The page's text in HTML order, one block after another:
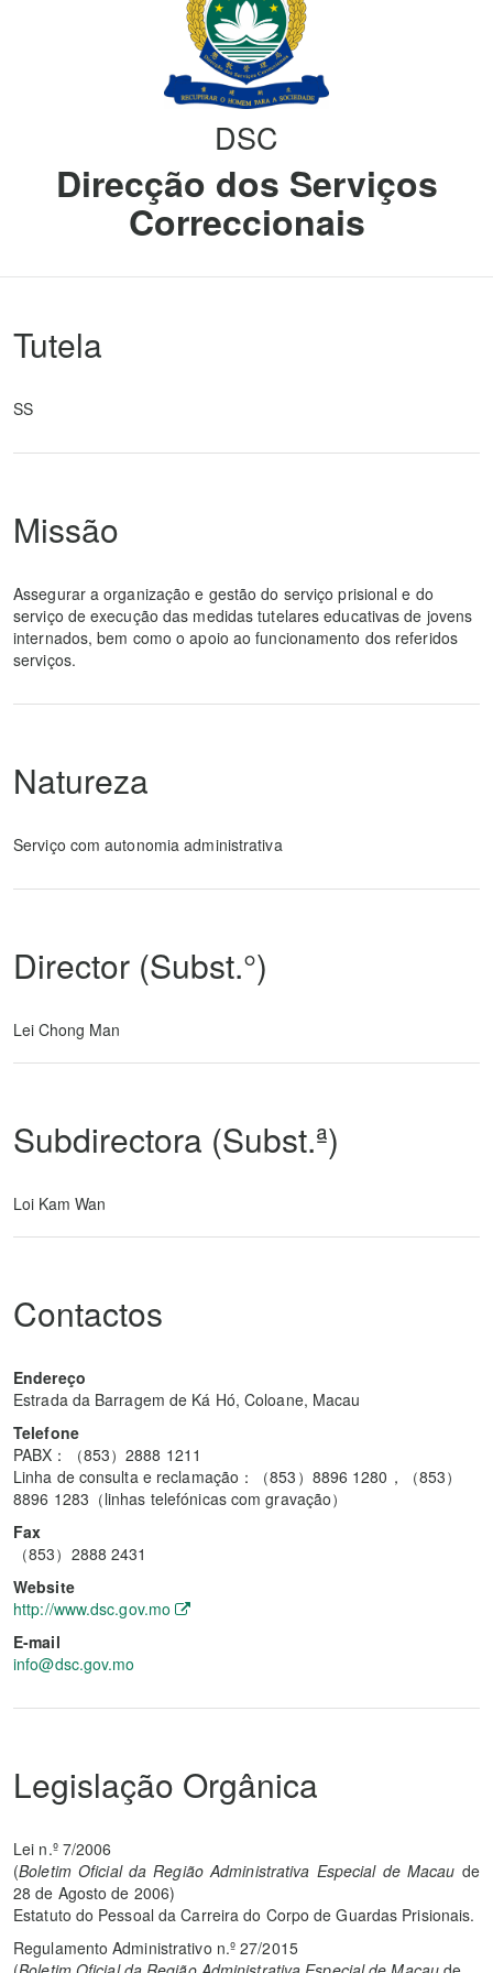
DSC
Direcção dos Serviços
Correccionais
Tutela
SS
Missão
Assegurar a organização e gestão do serviço prisional e do
serviço de execução das medidas tutelares educativas de jovens
internados, bem como o apoio ao funcionamento dos referidos
serviços.
Natureza
Serviço com autonomia administrativa
Director (Subst.°)
Lei Chong Man
Subdirectora (Subst.ª)
Loi Kam Wan
Contactos
Endereço
Estrada da Barragem de Ká Hó, Coloane, Macau
Telefone
PABX：（853）2888 1211
Linha de consulta e reclamação：（853）8896 1280，（853）
8896 1283（linhas telefónicas com gravação）
Fax
（853）2888 2431
Website
http://www.dsc.gov.mo
E-mail
info@dsc.gov.mo
Legislação Orgânica
Lei n.º 7/2006
(Boletim Oficial da Região Administrativa Especial de Macau de
28 de Agosto de 2006)
Estatuto do Pessoal da Carreira do Corpo de Guardas Prisionais.
Regulamento Administrativo n.º 27/2015